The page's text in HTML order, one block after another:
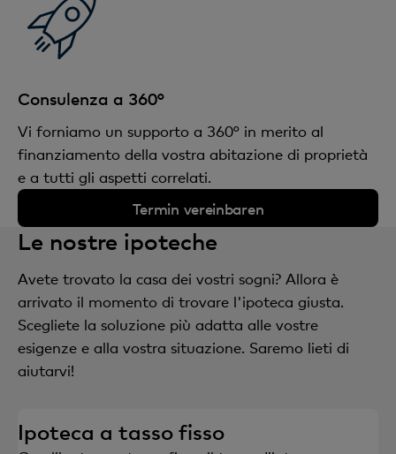
Consulenza a 360°
Vi forniamo un supporto a 360° in merito al
finanziamento della vostra abitazione di proprietà
e a tutti gli aspetti correlati.
Termin vereinbaren
Le nostre ipoteche
Avete trovato la casa dei vostri sogni? Allora è
arrivato il momento di trovare l'ipoteca giusta.
Scegliete la soluzione più adatta alle vostre
esigenze e alla vostra situazione. Saremo lieti di
aiutarvi!
Ipoteca a tasso fisso